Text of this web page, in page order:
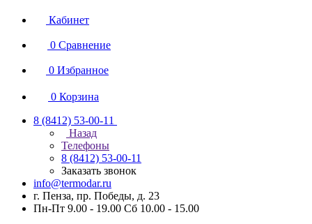
Кабинет
0 Сравнение
0 Избранное
0 Корзина
8 (8412) 53-00-11
Назад
Телефоны
8 (8412) 53-00-11
Заказать звонок
info@termodar.ru
г. Пенза, пр. Победы, д. 23
Пн-Пт 9.00 - 19.00 Сб 10.00 - 15.00